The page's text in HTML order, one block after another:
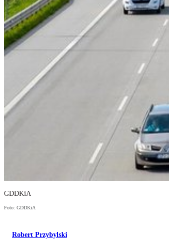
GDDKiA
Foto: GDDKiA
Robert Przybylski